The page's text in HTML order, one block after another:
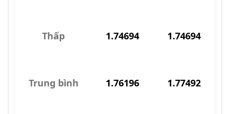
Thấp 1.74694 1.74694
Trung bình 1.76196 1.77492